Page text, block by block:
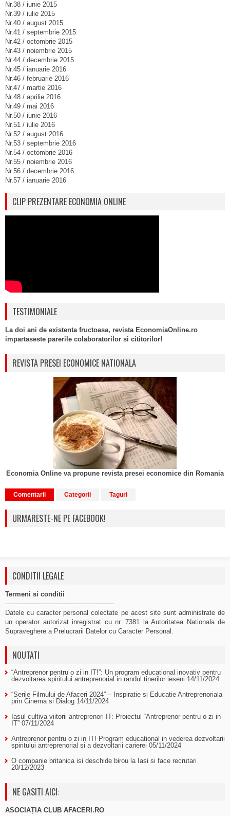
Nr.38 / iunie 2015
Nr.39 / iulie 2015
Nr.40 / august 2015
Nr.41 / septembrie 2015
Nr.42 / octombrie 2015
Nr.43 / noiembrie 2015
Nr.44 / decembrie 2015
Nr.45 / ianuarie 2016
Nr.46 / februarie 2016
Nr.47 / martie 2016
Nr.48 / aprilie 2016
Nr.49 / mai 2016
Nr.50 / iunie 2016
Nr.51 / iulie 2016
Nr.52 / august 2016
Nr.53 / septembrie 2016
Nr.54 / octombrie 2016
Nr.55 / noiembrie 2016
Nr.56 / decembrie 2016
Nr.57 / ianuarie 2016
CLIP PREZENTARE ECONOMIA ONLINE
TESTIMONIALE
La doi ani de existenta fructoasa, revista EconomiaOnline.ro
impartaseste parerile colaboratorilor si cititorilor!
REVISTA PRESEI ECONOMICE NATIONALA
Economia Online va propune revista presei economice din Romania
Comentarii Categorii Taguri
URMARESTE-NE PE FACEBOOK!
CONDITII LEGALE
Termeni si conditii
-----------------------------------------------------
Datele cu caracter personal colectate pe acest site sunt administrate de
un operator autorizat inregistrat cu nr. 7381 la Autoritatea Nationala de
Supraveghere a Prelucrarii Datelor cu Caracter Personal.
NOUTATI
“Antreprenor pentru o zi in IT!”: Un program educational inovativ pentru
dezvoltarea spiritului antreprenorial in randul tinerilor ieseni 14/11/2024
“Serile Filmului de Afaceri 2024” – Inspiratie si Educatie Antreprenoriala
prin Cinema si Dialog 14/11/2024
Iasul cultiva viitorii antreprenori IT: Proiectul “Antreprenor pentru o zi in
IT” 07/11/2024
Antreprenor pentru o zi in IT! Program educational in vederea dezvoltarii
spiritului antreprenorial si a dezvoltarii carierei 05/11/2024
O companie britanica isi deschide birou la Iasi si face recrutari
20/12/2023
NE GASITI AICI:
ASOCIAȚIA CLUB AFACERI.RO